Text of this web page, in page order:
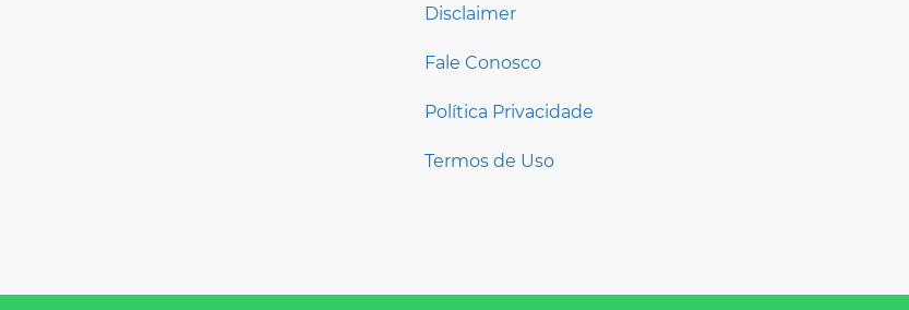
Disclaimer
Fale Conosco
Política Privacidade
Termos de Uso